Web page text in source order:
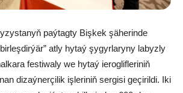
paýtagty Bişkek şäherinde
atly hytaý şygyrlaryny labyzly
festiwaly we hytaý ieroglifleriniň
dizaýnerçilik işleriniň sergisi geçirildi. Iki